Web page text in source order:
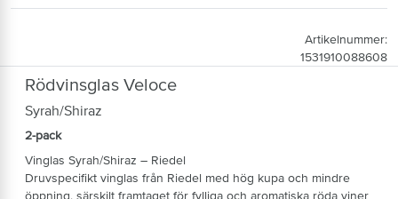
Rödvinsglas Veloce
Syrah/Shiraz
2-pack
Vinglas Syrah/Shiraz – Riedel
Druvspecifikt vinglas från Riedel med hög kupa och mindre
öppning, särskilt framtaget för fylliga och aromatiska röda viner
Artikelnummer:
1531910088608